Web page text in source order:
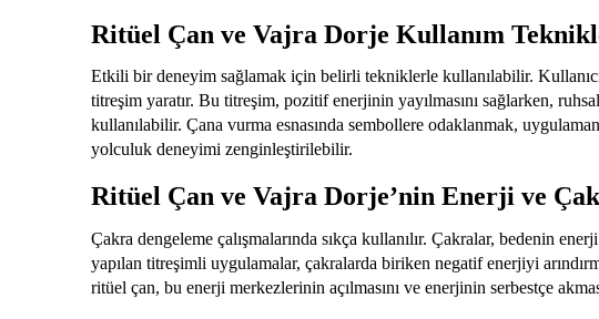
Ritüel Çan ve Vajra Dorje Kullanım
Etkili bir deneyim sağlamak için belirli tekniklerle kullanılabilir.
titreşim yaratır. Bu titreşim, pozitif enerjinin yayılmasını sağlarken,
kullanılabilir. Çana vurma esnasında sembollere odaklanmak,
yolculuk deneyimi zenginleştirilebilir.
Ritüel Çan ve Vajra Dorje’nin Enerji ve
Çakra dengeleme çalışmalarında sıkça kullanılır. Çakralar, bedenin
yapılan titreşimli uygulamalar, çakralarda biriken negatif enerjiyi
ritüel çan, bu enerji merkezlerinin açılmasını ve enerjinin serbestçe